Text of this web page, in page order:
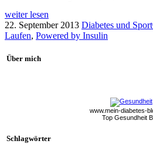
weiter lesen
22. September 2013 Diabetes und Sport
Laufen, Powered by Insulin
Über mich
www.mein-diabetes-
Top Gesundheit
Schlagwörter